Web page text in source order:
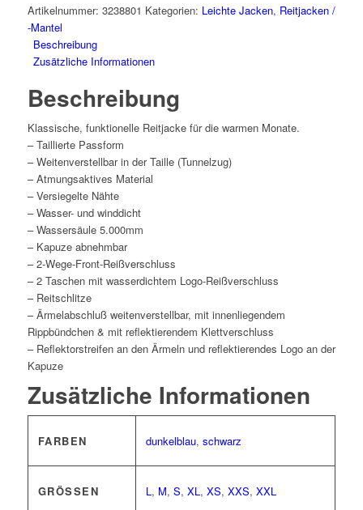
Artikelnummer: 3238801 Kategorien: Leichte Jacken, Reitjacken /
-Mantel
Beschreibung
Zusätzliche Informationen
Beschreibung
Klassische, funktionelle Reitjacke für die warmen Monate.
– Taillierte Passform
– Weitenverstellbar in der Taille (Tunnelzug)
– Atmungsaktives Material
– Versiegelte Nähte
– Wasser- und winddicht
– Wassersäule 5.000mm
– Kapuze abnehmbar
– 2-Wege-Front-Reißverschluss
– 2 Taschen mit wasserdichtem Logo-Reißverschluss
– Reitschlitze
– Ärmelabschluß weitenverstellbar, mit innenliegendem
Rippbündchen & mit reflektierendem Klettverschluss
– Reflektorstreifen an den Ärmeln und reflektierendes Logo an der
Kapuze
Zusätzliche Informationen
FARBEN dunkelblau, schwarz
GRÖSSEN L, M, S, XL, XS, XXS, XXL